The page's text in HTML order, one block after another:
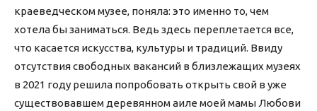
краеведческом музее, поняла: это именно то, чем
хотела бы заниматься. Ведь здесь переплетается все,
что касается искусства, культуры и традиций. Ввиду
отсутствия свободных вакансий в близлежащих музеях
в 2021 году решила попробовать открыть свой в уже
существовавшем деревянном аиле моей мамы Любови